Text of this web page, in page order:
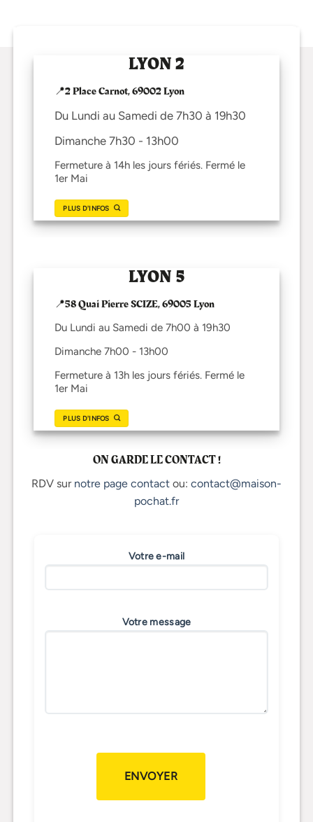
LYON 2
📍2 Place Carnot, 69002 Lyon
Du Lundi au Samedi de 7h30 à 19h30
Dimanche 7h30 - 13h00
Fermeture à 14h les jours fériés. Fermé le
1er Mai
PLUS D'INFOS
LYON 5
📍58 Quai Pierre SCIZE, 69005 Lyon
Du Lundi au Samedi de 7h00 à 19h30
Dimanche 7h00 - 13h00
Fermeture à 13h les jours fériés. Fermé le
1er Mai
PLUS D'INFOS
ON GARDE LE CONTACT !
RDV sur notre page contact ou: contact@maison-
pochat.fr
Votre e-mail
Votre message